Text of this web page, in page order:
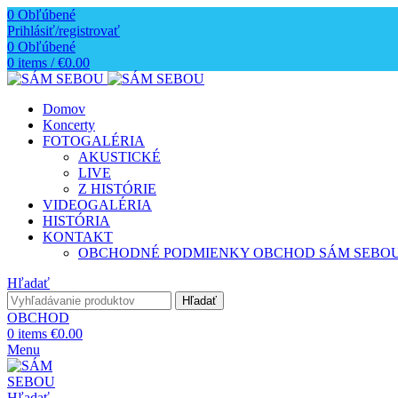
0 Obľúbené
Prihlásiť/registrovať
0 Obľúbené
0 items / €0.00
Domov
Koncerty
FOTOGALÉRIA
AKUSTICKÉ
LIVE
Z HISTÓRIE
VIDEOGALÉRIA
HISTÓRIA
KONTAKT
OBCHODNÉ PODMIENKY OBCHOD SÁM
Hľadať
Hľadať
OBCHOD
0 items €0.00
Menu